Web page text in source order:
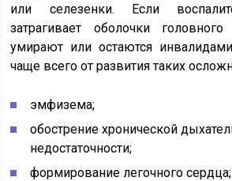
или селезенки. Если
затрагивает оболочки
умирают или остаются
чаще всего от развития таких
эмфизема;
обострение хронической
недостаточности;
формирование легочного сердца;